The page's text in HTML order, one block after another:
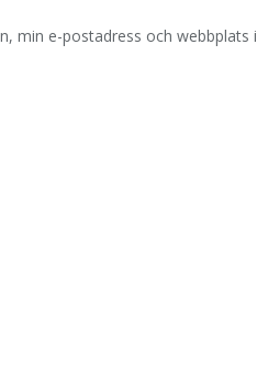
min e-postadress och